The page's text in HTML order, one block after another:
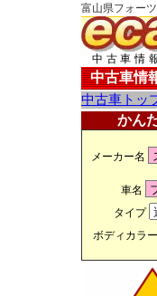
富山県フォー
中古車情
中古車情
中古車トッ
かん
メーカー名
車名
タイプ
ボディカラー